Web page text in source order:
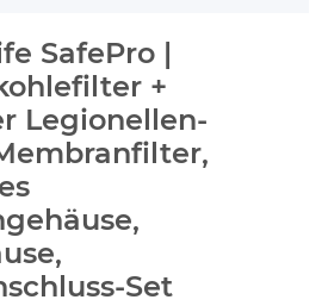
SafePro |
+
Legionellen-
Set